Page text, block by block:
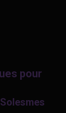
pour